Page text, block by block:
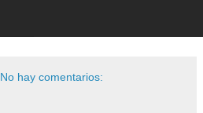
No hay comentarios: